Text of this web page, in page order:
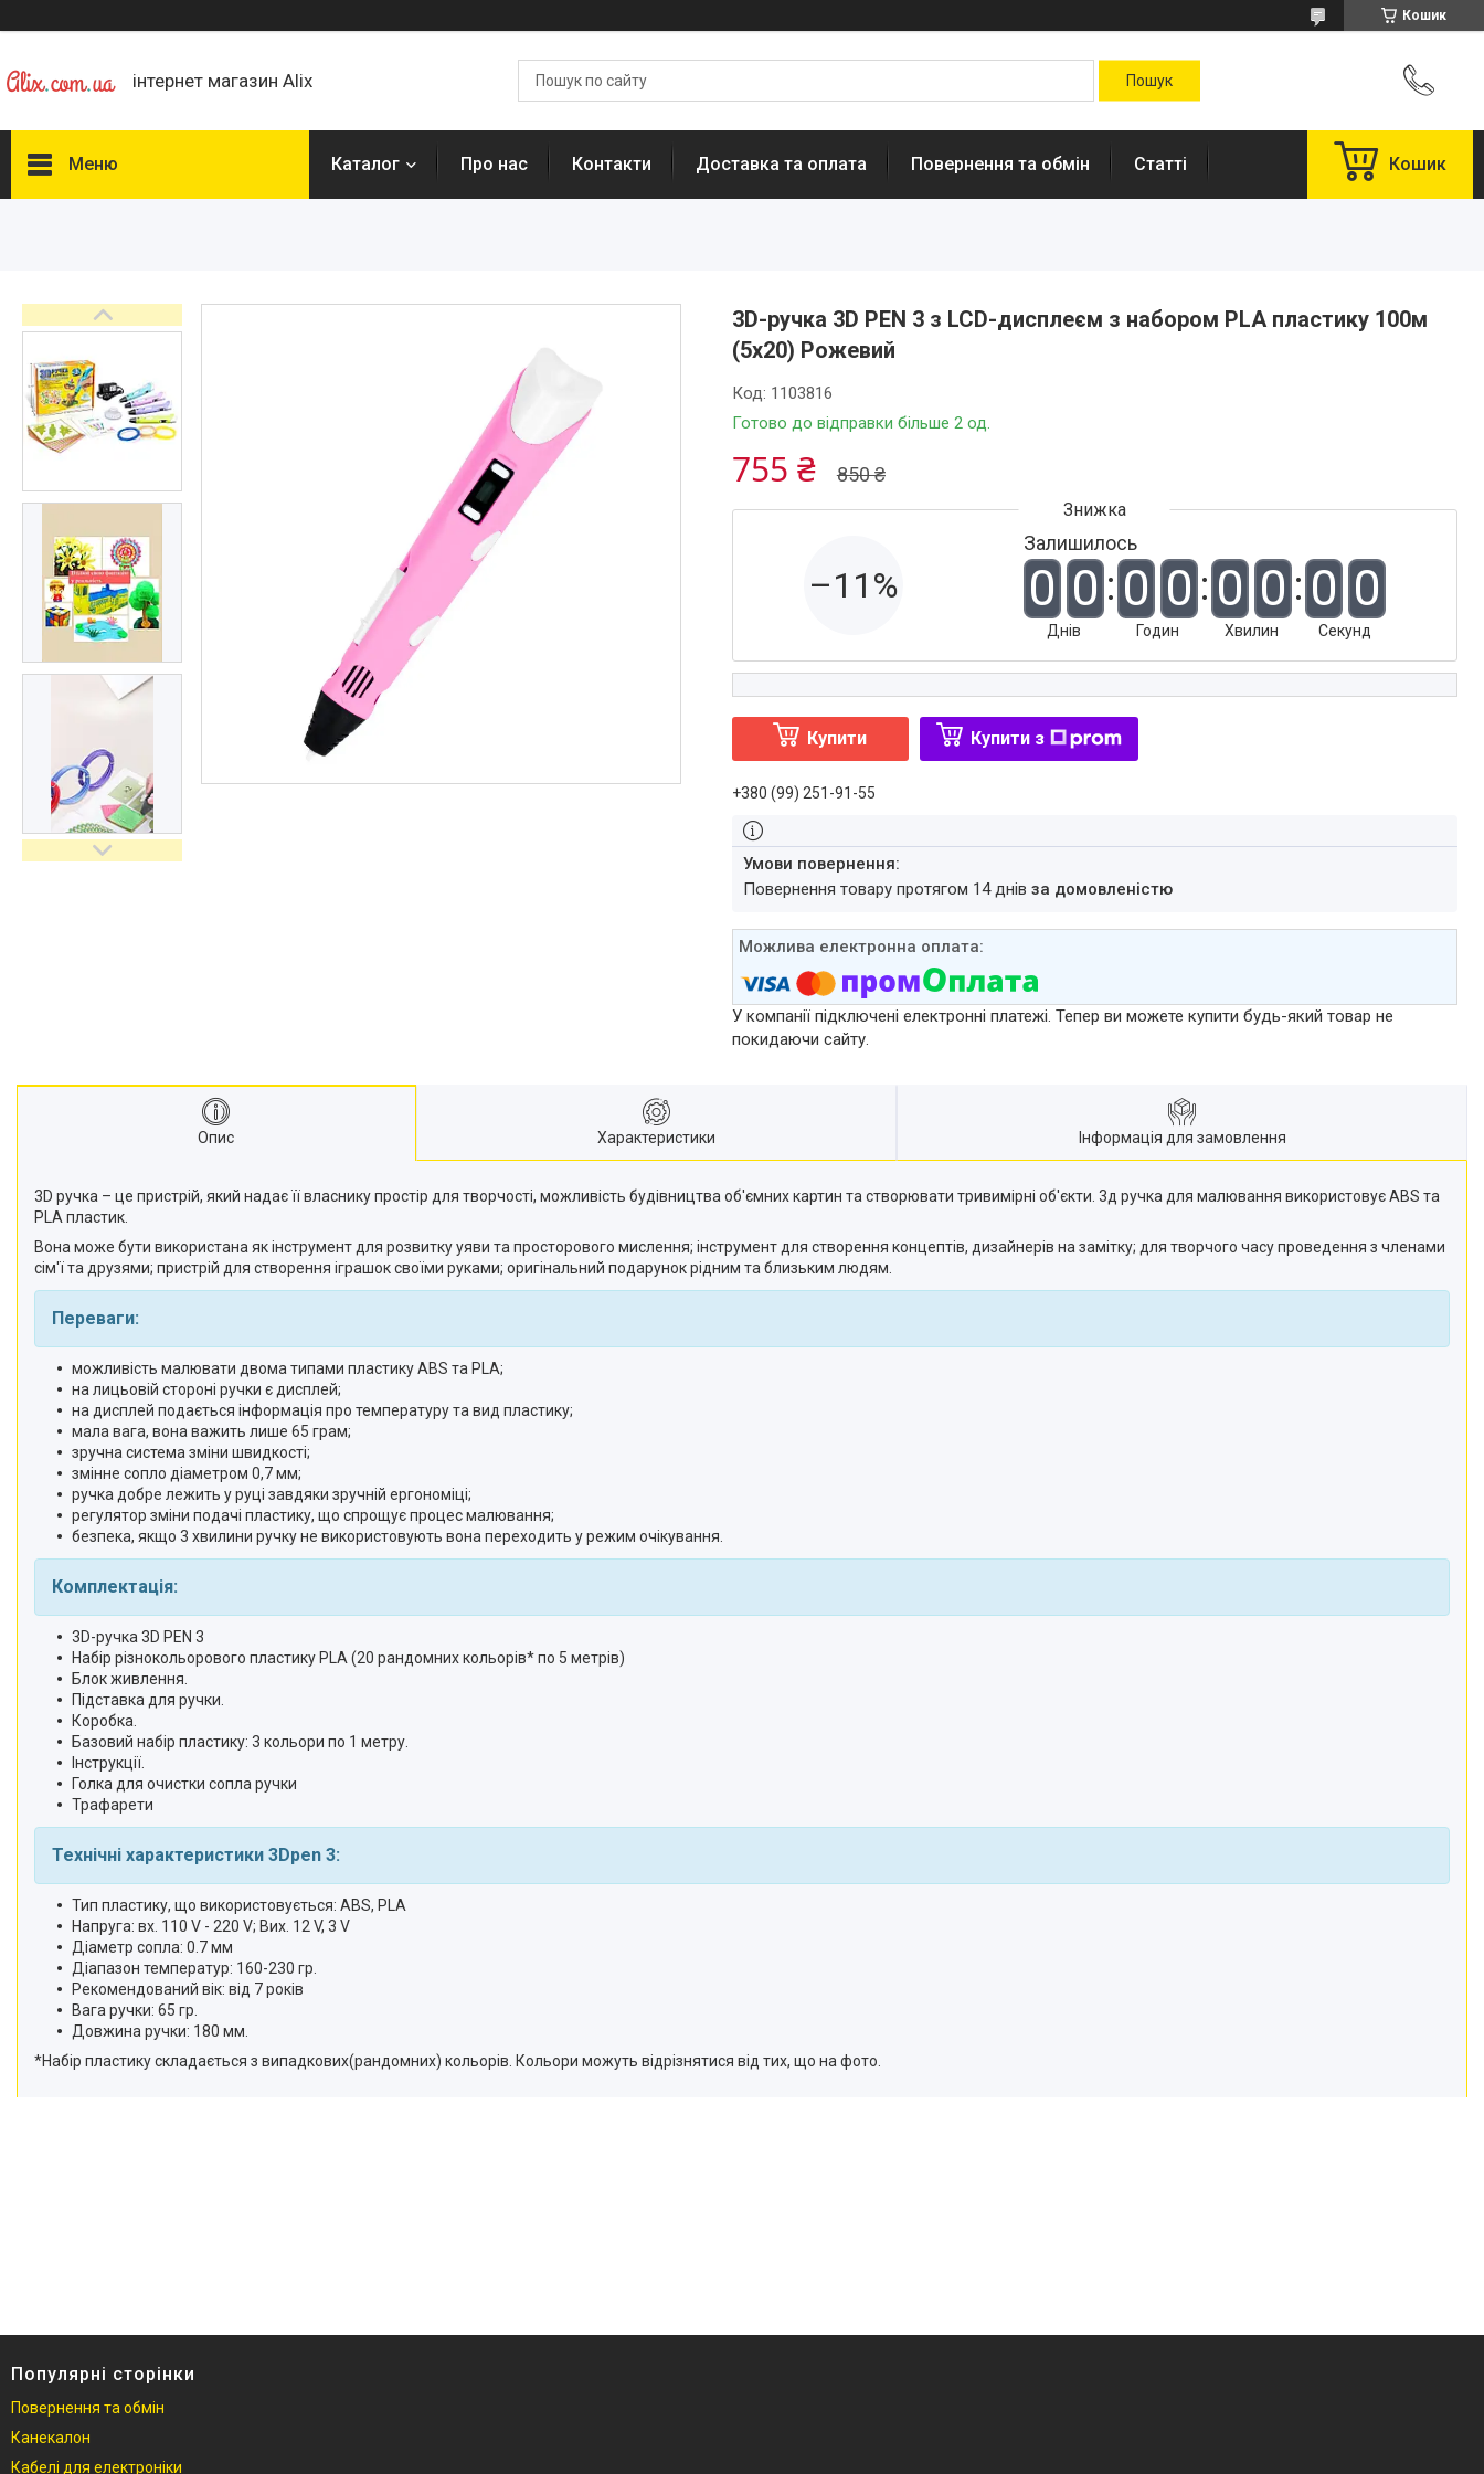
Кошик
інтернет магазин Alix
Меню Каталог Про нас Контакти Доставка та оплата Повернення та обмін Статті Кошик
3D-ручка 3D PEN 3 з LCD-дисплеєм з набором PLA пластику 100м
(5х20) Рожевий
Готово до відправки більше 2 од.
Код: 1103816
850 ₴
755 ₴
–11%
Залишилось
0 0
Днів
0 0
Годин
0 0
Хвилин
0 0
Секунд
Купити Купити з
+380 (99) 251-91-55
повернення товару протягом 14 днів за домовленістю
У компанії підключені електронні платежі. Тепер ви можете купити будь-який товар не
покидаючи сайту.
Опис Характеристики Інформація для замовлення
3D ручка – це пристрій, який надає її власнику простір для творчості, можливість будівництва об'ємних картин та створювати тривимірні об'єкти. 3д ручка для малювання використовує ABS та
PLA пластик.
Вона може бути використана як інструмент для розвитку уяви та просторового мислення; інструмент для створення концептів, дизайнерів на замітку; для творчого часу проведення з членами
сім'ї та друзями; пристрій для створення іграшок своїми руками; оригінальний подарунок рідним та близьким людям.
Переваги:
можливість малювати двома типами пластику ABS та PLA;
на лицьовій стороні ручки є дисплей;
на дисплей подається інформація про температуру та вид пластику;
мала вага, вона важить лише 65 грам;
зручна система зміни швидкості;
змінне сопло діаметром 0,7 мм;
ручка добре лежить у руці завдяки зручній ергономіці;
регулятор зміни подачі пластику, що спрощує процес малювання;
безпека, якщо 3 хвилини ручку не використовують вона переходить у режим очікування.
Комплектація:
3D-ручка 3D PEN 3
Набір різнокольорового пластику PLA (20 рандомних кольорів* по 5 метрів)
Блок живлення.
Підставка для ручки.
Коробка.
Базовий набір пластику: 3 кольори по 1 метру.
Інструкції.
Голка для очистки сопла ручки
Трафарети
Технічні характеристики 3Dpen 3:
Тип пластику, що використовується: ABS, PLA
Напруга: вх. 110 V - 220 V; Вих. 12 V, 3 V
Діаметр сопла: 0.7 мм
Діапазон температур: 160-230 гр.
Рекомендований вік: від 7 років
Вага ручки: 65 гр.
Довжина ручки: 180 мм.
*Набір пластику складається з випадкових(рандомних) кольорів. Кольори можуть відрізнятися від тих, що на фото.
Популярні сторінки
Повернення та обмін
Канекалон
Кабелі для електроніки